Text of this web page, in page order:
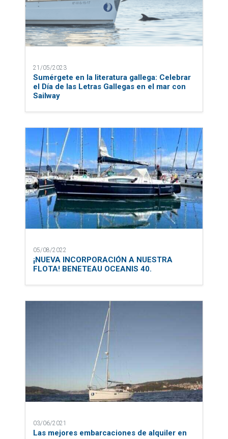
21/05/2023
Sumérgete en la literatura gallega: Celebrar
el Día de las Letras Gallegas en el mar con
Sailway
05/08/2022
¡NUEVA INCORPORACIÓN A NUESTRA
FLOTA! BENETEAU OCEANIS 40.
03/06/2021
Las mejores embarcaciones de alquiler en